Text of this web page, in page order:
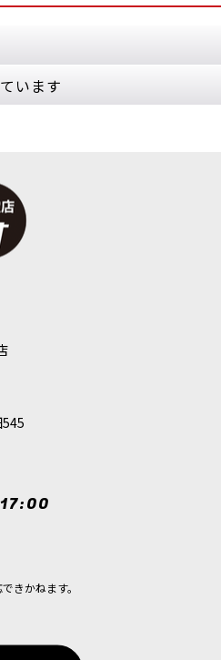
・ハシュット 日本語版
ァーナル・レイザー
ァーナル・レイザー インファーナ
ケンタウロス
ケンタウロス ブル・ケンタウロス
モンスミス ディーモンスミスは、
います
きかねます。